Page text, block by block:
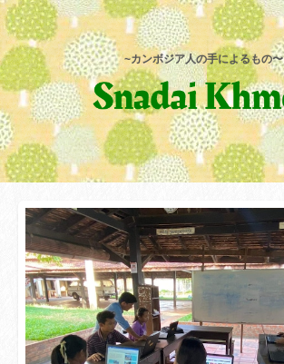
~カンボジア人の手によるもの〜